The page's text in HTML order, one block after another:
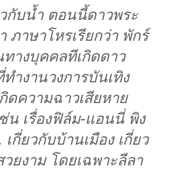
กับน้ำ ตอนนี้ดาวพระ
ภาษาโหรเรียกว่า พักร์
ทางบุคคลทีเกิดดาว
ำงานวงการบันเทิง
ดความฉาวเสียหาย
น เรื่องฟิล์ม-แอนนี่ พิง
กี่ยวกับบ้านเมือง เกี่ยว
ยงาม โดยเฉพาะลีลา